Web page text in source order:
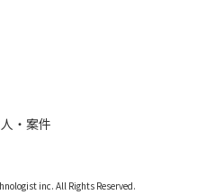
・案件
inc. All Rights Reserved.